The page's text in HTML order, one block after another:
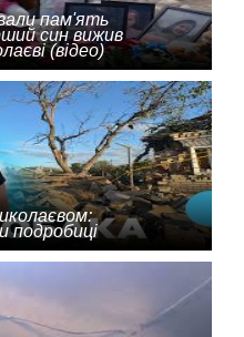
пам'ять
син вижив
(відео)
подробиці